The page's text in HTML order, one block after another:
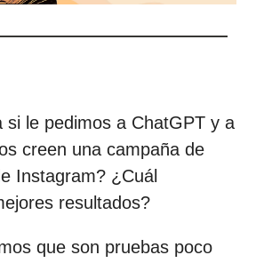
si le pedimos a ChatGPT y a
creen una campaña de
Instagram? ¿Cuál
resultados?
que son pruebas poco